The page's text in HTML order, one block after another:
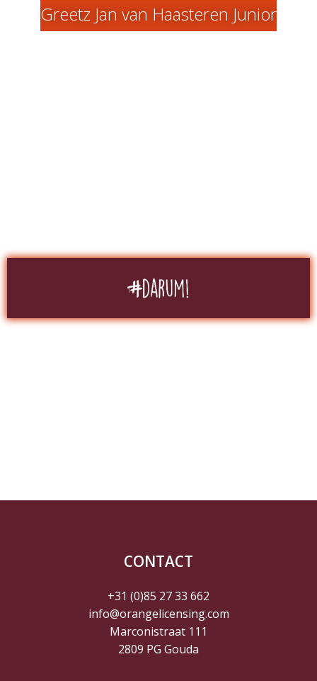
Greetz Jan van Haasteren Junior
CONTACT
+31 (0)85 27 33 662
info@orangelicensing.com
Marconistraat 111
2809 PG Gouda